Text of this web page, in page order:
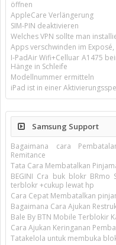
öffnen
AppleCare Verlängerung
SIM-PIN deaktivieren
Welches VPN sollte man
Apps verschwinden im
I-PadAir Wifi+Celluar A1475
Hänge in Schleife
Modellnummer ermitteln
iPad ist in einer
Samsung Support
Bagaimana cara
Remitance
Tata Cara Membatalkan
BEGINI Cra buk blokr BRmo
terblokr +cukup lewat hp
Cara Cepat Membatalkan
Bagaimana Cara Ajukan
Bale By BTN Mobile Terblokir
Cara Ajukan Keringanan
Tatakelola untuk membuka